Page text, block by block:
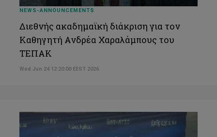
NEWS-ANNOUNCEMENTS
Διεθνής ακαδημαϊκή διάκριση για τον
Καθηγητή Ανδρέα Χαραλάμπους του
ΤΕΠΑΚ
Wed Jun 24 12:20:00 EEST 2026